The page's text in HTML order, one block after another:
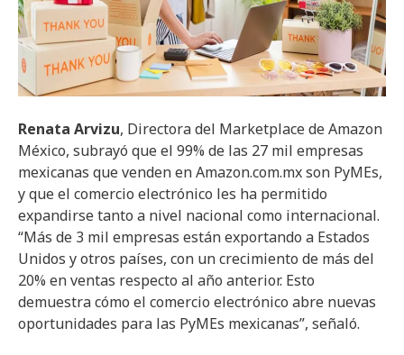
Renata Arvizu, Directora del Marketplace de Amazon
México, subrayó que el 99% de las 27 mil empresas
mexicanas que venden en Amazon.com.mx son PyMEs,
y que el comercio electrónico les ha permitido
expandirse tanto a nivel nacional como internacional.
“Más de 3 mil empresas están exportando a Estados
Unidos y otros países, con un crecimiento de más del
20% en ventas respecto al año anterior. Esto
demuestra cómo el comercio electrónico abre nuevas
oportunidades para las PyMEs mexicanas”, señaló.